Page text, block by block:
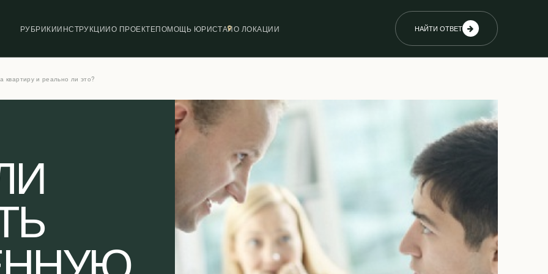
РУБРИКИИНСТРУКЦИИО ПРОЕКТЕПОМОЩЬ ЮРИСТАПО ЛОКАЦИИ НАЙТИ ОТВЕТ
квартиру и реально ли это?